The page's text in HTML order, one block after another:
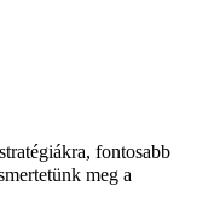
fontosabb
meg a